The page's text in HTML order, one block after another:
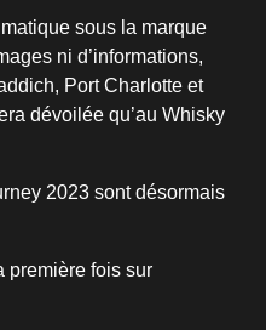
sous la marque
ni d’informations,
Port Charlotte et
dévoilée qu’au Whisky
2023 sont désormais
première fois sur